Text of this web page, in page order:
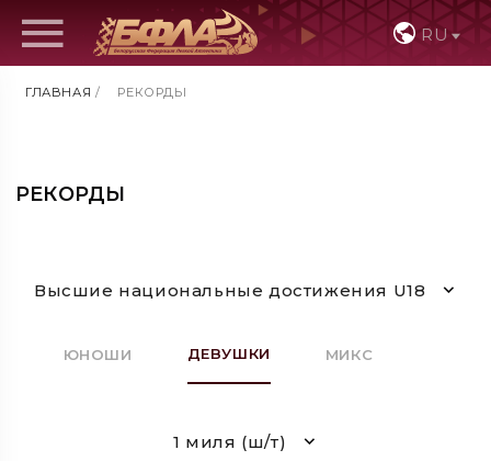
RU
ГЛАВНАЯ / РЕКОРДЫ
РЕКОРДЫ
Высшие национальные достижения U18
ЮНОШИ ДЕВУШКИ МИКС
1 миля (ш/т)